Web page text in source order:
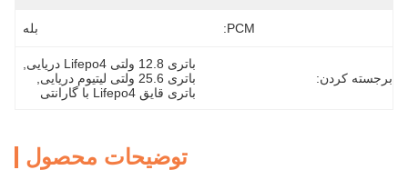
PCM: بله
برجسته کردن:
باتری 12.8 ولتی Lifepo4 دریایی
باتری 25.6 ولتی لیتیوم دریایی
باتری قایق Lifepo4 با گارانتی
توضیحات محصول